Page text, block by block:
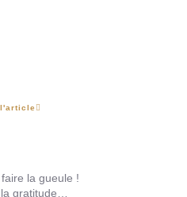
la gueule !
gratitude…